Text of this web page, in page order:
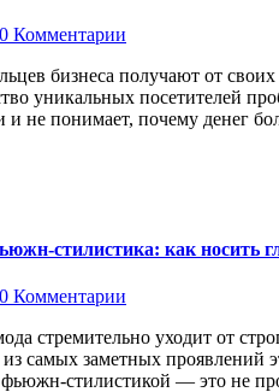
0 Комментарии
бизнеса получают от
уникальных посетителей
и не понимает, почему денег
стилистика: как носить
0 Комментарии
стремительно уходит от
самых заметных проявлений
фьюжн-стилистикой — это не